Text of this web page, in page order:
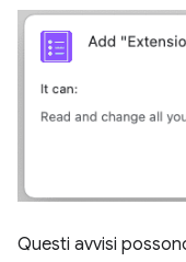
Questi avvisi